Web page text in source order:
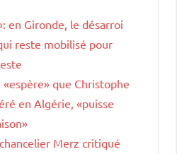
en Gironde, le désarroi
reste mobilisé pour
«espère» que Christophe
en Algérie, «puisse
Merz critiqué